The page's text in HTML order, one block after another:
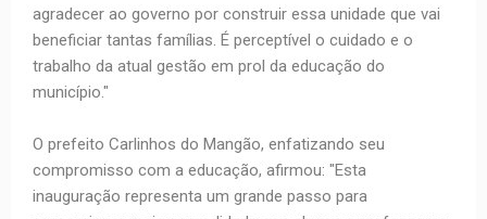
agradecer ao governo por construir essa unidade que vai
beneficiar tantas famílias. É perceptível o cuidado e o
trabalho da atual gestão em prol da educação do
município."
O prefeito Carlinhos do Mangão, enfatizando seu
compromisso com a educação, afirmou: "Esta
inauguração representa um grande passo para